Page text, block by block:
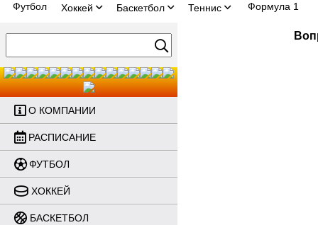
Футбол Хоккей Баскетбол Теннис Формула 1
О КОМПАНИИ
РАСПИСАНИЕ
ФУТБОЛ
ХОККЕЙ
БАСКЕТБОЛ